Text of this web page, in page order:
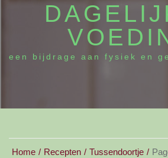
een bijdrage aan fysiek en
Home Recepten Tussendoortje